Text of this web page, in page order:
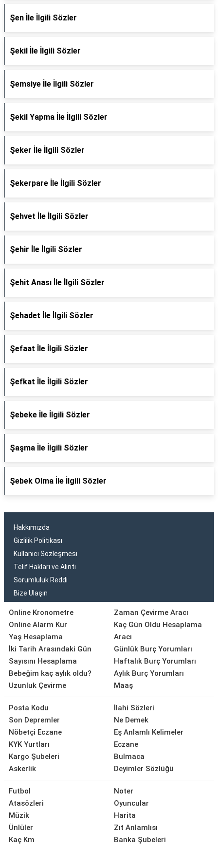
Şen İle İlgili Sözler
Şekil İle İlgili Sözler
Şemsiye İle İlgili Sözler
Şekil Yapma İle İlgili Sözler
Şeker İle İlgili Sözler
Şekerpare İle İlgili Sözler
Şehvet İle İlgili Sözler
Şehir İle İlgili Sözler
Şehit Anası İle İlgili Sözler
Şehadet İle İlgili Sözler
Şefaat İle İlgili Sözler
Şefkat İle İlgili Sözler
Şebeke İle İlgili Sözler
Şaşma İle İlgili Sözler
Şebek Olma İle İlgili Sözler
Hakkımızda
Gizlilik Politikası
Kullanıcı Sözleşmesi
Telif Hakları ve Alıntı
Sorumluluk Reddi
Bize Ulaşın
Online Kronometre
Online Alarm Kur
Yaş Hesaplama
İki Tarih Arasındaki Gün
Sayısını Hesaplama
Bebeğim kaç aylık oldu?
Uzunluk Çevirme
Zaman Çevirme Aracı
Kaç Gün Oldu Hesaplama
Aracı
Günlük Burç Yorumları
Haftalık Burç Yorumları
Aylık Burç Yorumları
Maaş
Posta Kodu
Son Depremler
Nöbetçi Eczane
KYK Yurtları
Kargo Şubeleri
Askerlik
İlahi Sözleri
Ne Demek
Eş Anlamlı Kelimeler
Eczane
Bulmaca
Deyimler Sözlüğü
Futbol
Atasözleri
Müzik
Ünlüler
Kaç Km
Noter
Oyuncular
Harita
Zıt Anlamlısı
Banka Şubeleri